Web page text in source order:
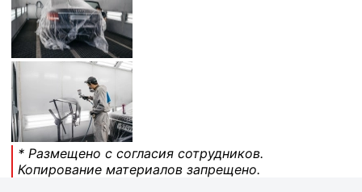
* Размещено с согласия сотрудников.
Копирование материалов запрещено.